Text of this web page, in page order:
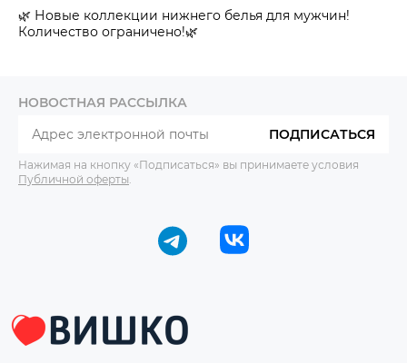
🌿 Новые коллекции нижнего белья для мужчин!
Количество ограничено!🌿
НОВОСТНАЯ РАССЫЛКА
ПОДПИСАТЬСЯ
Нажимая на кнопку «Подписаться» вы принимаете условия
Публичной оферты